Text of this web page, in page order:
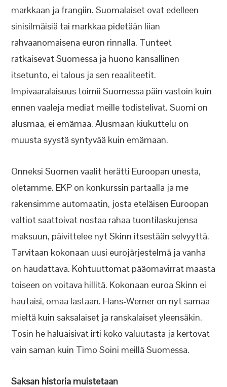
markkaan ja frangiin. Suomalaiset ovat edelleen
sinisilmäisiä tai markkaa pidetään liian
rahvaanomaisena euron rinnalla. Tunteet
ratkaisevat Suomessa ja huono kansallinen
itsetunto, ei talous ja sen reaaliteetit.
Impivaaralaisuus toimii Suomessa päin vastoin kuin
ennen vaaleja mediat meille todistelivat. Suomi on
alusmaa, ei emämaa. Alusmaan kiukuttelu on
muusta syystä syntyvää kuin emämaan.
Onneksi Suomen vaalit herätti Euroopan unesta,
oletamme. EKP on konkurssin partaalla ja me
rakensimme automaatin, josta eteläisen Euroopan
valtiot saattoivat nostaa rahaa tuontilaskujensa
maksuun, päivittelee nyt Skinn itsestään selvyyttä.
Tarvitaan kokonaan uusi eurojärjestelmä ja vanha
on haudattava. Kohtuuttomat pääomavirrat maasta
toiseen on voitava hillitä. Kokonaan euroa Skinn ei
hautaisi, omaa lastaan. Hans-Werner on nyt samaa
mieltä kuin saksalaiset ja ranskalaiset yleensäkin.
Tosin he haluaisivat irti koko valuutasta ja kertovat
vain saman kuin Timo Soini meillä Suomessa.
Saksan historia muistetaan